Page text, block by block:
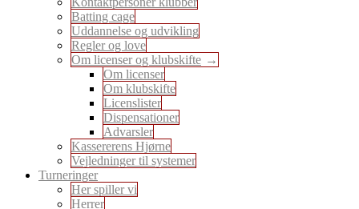
Batting cage
Uddannelse og udvikling
Regler og love
Om licenser og klubskifte
Om licenser
Om klubskifte
Licenslister
Dispensationer
Advarsler
Kassererens Hjørne
Vejledninger til systemer
Turneringer
Her spiller vi
Herrer